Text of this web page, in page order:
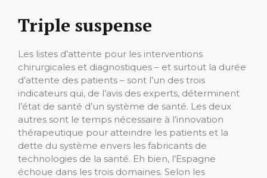
Triple suspense
Les listes d’attente pour les interventions
chirurgicales et diagnostiques – et surtout la durée
d’attente des patients – sont l’un des trois
indicateurs qui, de l’avis des experts, déterminent
l’état de santé d’un système de santé. Les deux
autres sont le temps nécessaire à l’innovation
thérapeutique pour atteindre les patients et la
dette du système envers les fabricants de
technologies de la santé. Eh bien, l’Espagne
échoue dans les trois domaines. Selon les